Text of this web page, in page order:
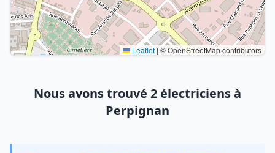
Leaflet | © OpenStreetMap contributors
Nous avons trouvé 2 électriciens à
Perpignan